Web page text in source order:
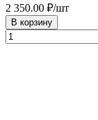
2 350.00 ₽/шт
В корзину